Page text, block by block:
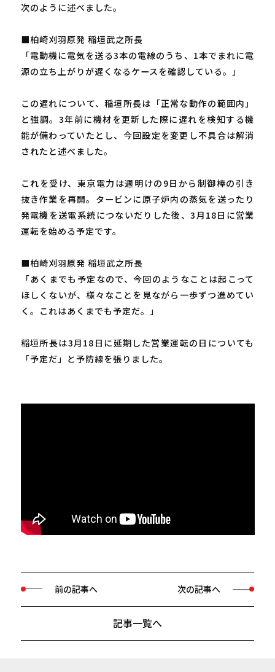
次のように述べました。
■柏崎刈羽原発 稲垣武之所長
「電動機に電気を送る3本の電線のうち、1本でまれに電
源の立ち上がりが遅くなるケースを確認している。」
この遅れについて、稲垣所長は「正常な動作の範囲内」
と強調。3年前に機材を更新した際に遅れを検知する機
能が備わっていたとし、今回設定を変更し不具合は解消
されたと述べました。
これを受け、東京電力は週明けの9日から制御棒の引き
抜き作業を再開。タービンに原子炉内の蒸気を送ったり
発電機を送電系統につないだりした後、3月18日に営業
運転を始める予定です。
■柏崎刈羽原発 稲垣武之所長
「あくまでも予定なので、今回のようなことは起こって
ほしくないが、様々なことを見ながら一歩ずつ進めてい
く。これはあくまでも予定だ。」
稲垣所長は3月18日に延期した営業運転の日についても
「予定だ」と予防線を張りました。
前の記事へ
記事一覧へ
次の記事へ